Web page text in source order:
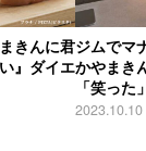
きんに君
』ダイエ
ジムでマ
かやまき
「笑った
2023.10.10